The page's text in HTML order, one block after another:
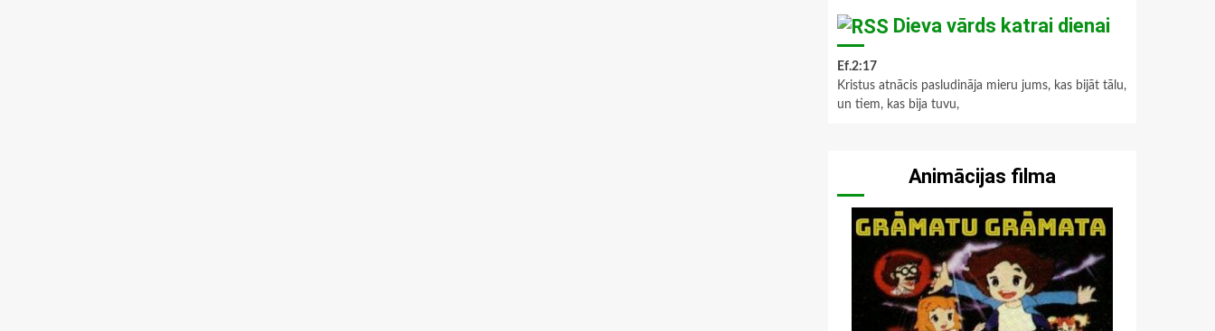
Dieva vārds katrai dienai
Ef.2:17
Kristus atnācis pasludināja mieru jums, kas bijāt tālu,
un tiem, kas bija tuvu,
Animācijas filma